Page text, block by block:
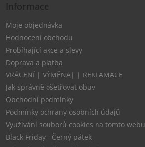
Informace
Moje objednávka
Hodnocení obchodu
Probíhající akce a slevy
Doprava a platba
VRÁCENÍ | VÝMĚNA| | REKLAMACE
Jak správně ošetřovat obuv
Obchodní podmínky
Podmínky ochrany osobních údajů
Využívání souborů cookies na tomto webu
Black Friday - Černý pátek